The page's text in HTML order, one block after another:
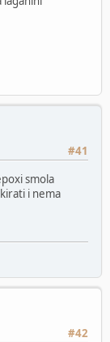
#41
smola
i nema
#42